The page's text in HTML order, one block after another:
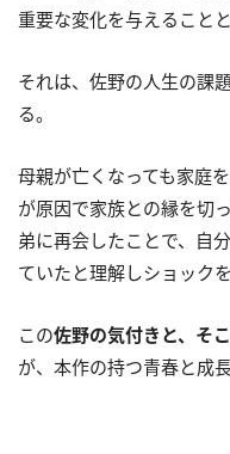
重要な変化を与えることと
それは、佐野の人生の課
る。
母親が亡くなっても家庭
が原因で家族との縁を切
弟に再会したことで、自
ていたと理解しショックを
この佐野の気付きと、そ
が、本作の持つ青春と成